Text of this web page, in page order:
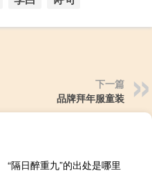
下一篇
品牌拜年服童装
“隔日醉重九”的出处是哪里